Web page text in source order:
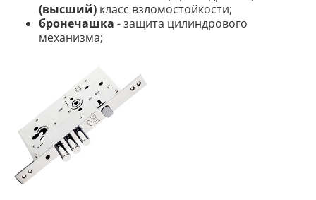
(высший) класс взломостойкости;
бронечашка - защита цилиндрового
механизма;